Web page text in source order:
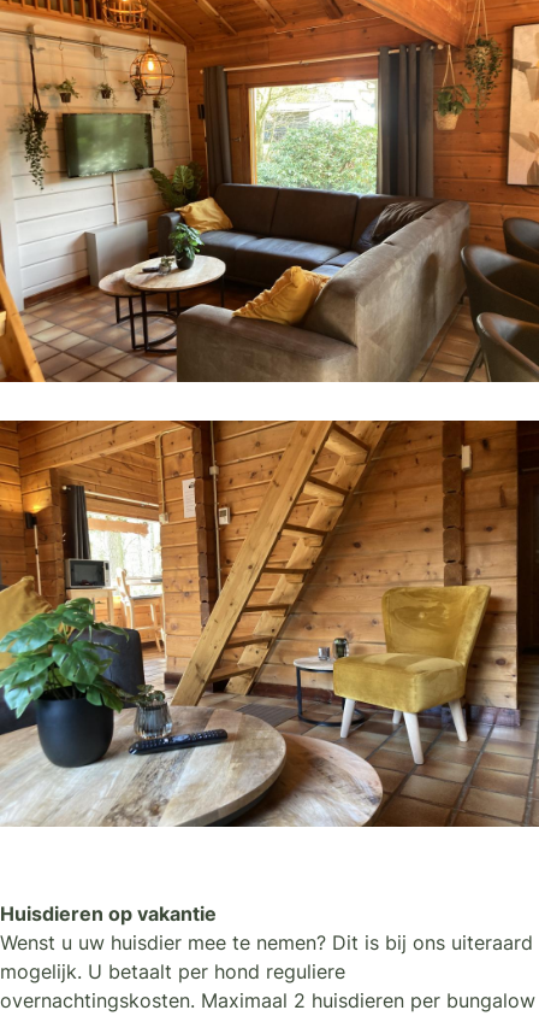
Huisdieren op vakantie
Wenst u uw huisdier mee te nemen? Dit is bij ons uiteraard
mogelijk. U betaalt per hond reguliere
overnachtingskosten. Maximaal 2 huisdieren per bungalow